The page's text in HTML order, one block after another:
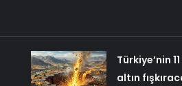
Türkiye’nin
altın